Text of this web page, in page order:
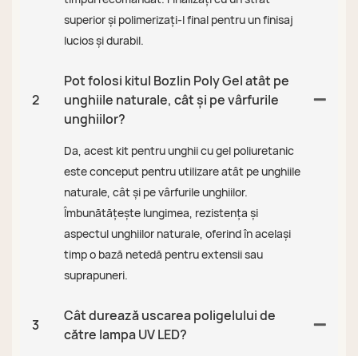
superior și polimerizați-l final pentru un finisaj
lucios și durabil.
2
Pot folosi kitul Bozlin Poly Gel atât pe
unghiile naturale, cât și pe vârfurile
unghiilor?
Da, acest kit pentru unghii cu gel poliuretanic
este conceput pentru utilizare atât pe unghiile
naturale, cât și pe vârfurile unghiilor.
Îmbunătățește lungimea, rezistența și
aspectul unghiilor naturale, oferind în același
timp o bază netedă pentru extensii sau
suprapuneri.
3
Cât durează uscarea poligelului de
către lampa UV LED?